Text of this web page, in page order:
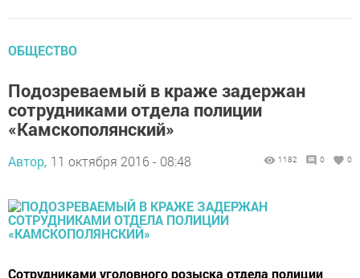
ОБЩЕСТВО
Подозреваемый в краже задержан
сотрудниками отдела полиции
«Камскополянский»
Автор, 11 октября 2016 - 08:48 1182 0 0
Сотрудниками уголовного розыска отдела полиции